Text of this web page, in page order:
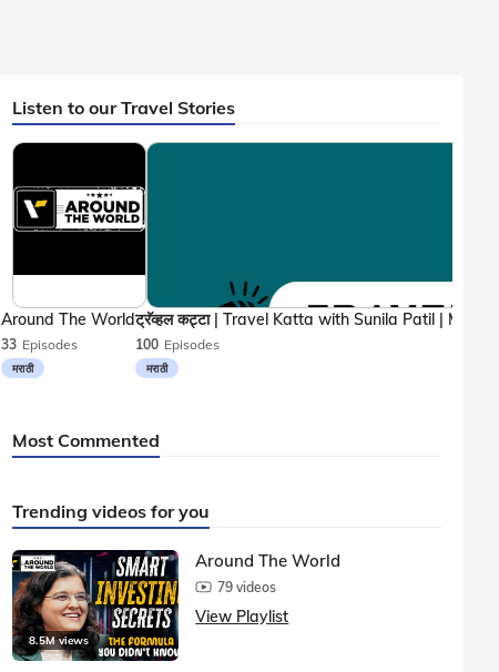
Listen to our Travel Stories
33 Episodes
मराठी
Around The World
100 Episodes
मराठी
Most Commented
Trending videos for you
8.5M views
Around The World
79 videos
View Playlist